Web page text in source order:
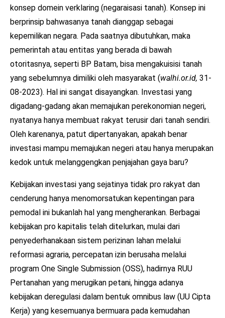
konsep domein verklaring (negaraisasi tanah). Konsep ini
berprinsip bahwasanya tanah dianggap sebagai
kepemilikan negara. Pada saatnya dibutuhkan, maka
pemerintah atau entitas yang berada di bawah
otoritasnya, seperti BP Batam, bisa mengakuisisi tanah
yang sebelumnya dimiliki oleh masyarakat (walhi.or.id, 31-
08-2023). Hal ini sangat disayangkan. Investasi yang
digadang-gadang akan memajukan perekonomian negeri,
nyatanya hanya membuat rakyat terusir dari tanah sendiri.
Oleh karenanya, patut dipertanyakan, apakah benar
investasi mampu memajukan negeri atau hanya merupakan
kedok untuk melanggengkan penjajahan gaya baru?
Kebijakan investasi yang sejatinya tidak pro rakyat dan
cenderung hanya menomorsatukan kepentingan para
pemodal ini bukanlah hal yang mengherankan. Berbagai
kebijakan pro kapitalis telah ditelurkan, mulai dari
penyederhanakaan sistem perizinan lahan melalui
reformasi agraria, percepatan izin berusaha melalui
program One Single Submission (OSS), hadirnya RUU
Pertanahan yang merugikan petani, hingga adanya
kebijakan deregulasi dalam bentuk omnibus law (UU Cipta
Kerja) yang kesemuanya bermuara pada kemudahan